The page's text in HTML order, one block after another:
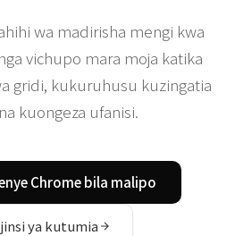
wa madirisha mengi kwa
vichupo mara moja katika
gridi, kukuruhusu kuzingatia
kuongeza ufanisi.
Chrome bila malipo
ya kutumia